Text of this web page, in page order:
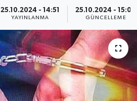
25.10.2024 - 14:51
YAYINLANMA
25.10.2024 - 15:00
GÜNCELLEME